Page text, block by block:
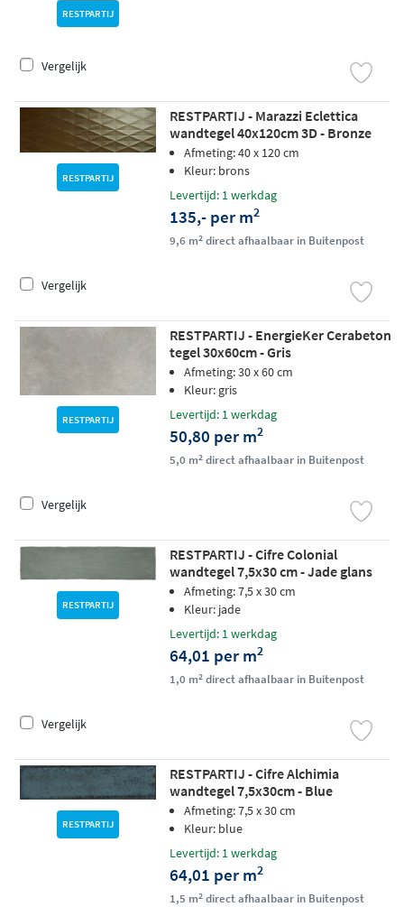
RESTPARTIJ
Vergelijk
RESTPARTIJ
RESTPARTIJ - Marazzi Eclettica
wandtegel 40x120cm 3D - Bronze
Afmeting: 40 x 120 cm
Kleur: brons
Levertijd: 1 werkdag
135,- per m2
9,6 m2direct afhaalbaar in Buitenpost
Vergelijk
RESTPARTIJ
RESTPARTIJ - EnergieKer Cerabeton
tegel 30x60cm - Gris
Afmeting: 30 x 60 cm
Kleur: gris
Levertijd: 1 werkdag
50,80 per m2
5,0 m2direct afhaalbaar in Buitenpost
Vergelijk
RESTPARTIJ
RESTPARTIJ - Cifre Colonial
wandtegel 7,5x30 cm - Jade glans
Afmeting: 7,5 x 30 cm
Kleur: jade
Levertijd: 1 werkdag
64,01 per m2
1,0 m2direct afhaalbaar in Buitenpost
Vergelijk
RESTPARTIJ
RESTPARTIJ - Cifre Alchimia
wandtegel 7,5x30cm - Blue
Afmeting: 7,5 x 30 cm
Kleur: blue
Levertijd: 1 werkdag
64,01 per m2
1,5 m2direct afhaalbaar in Buitenpost